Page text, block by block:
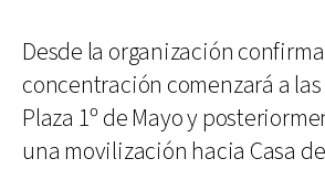
Desde la organización
concentración comenzará a las
Plaza 1º de Mayo y
una movilización hacia Casa